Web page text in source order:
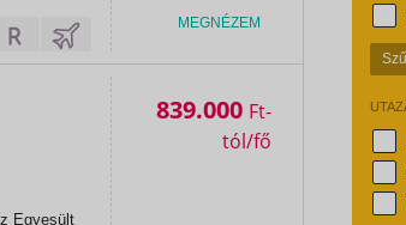
MEGNÉZEM
Egyesült
839.000 Ft